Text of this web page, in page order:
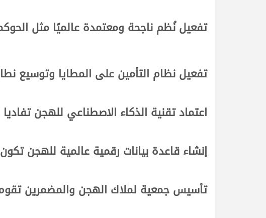
تفعيل نُظم ناجحة ومعتمدة عالميًا مثل
تفعيل نظام التأمين على المطايا وتوسيع
اعتماد تقنية الذكاء الاصطناعي للهجن
إنشاء قاعدة بيانات رقمية عالمية للهجن
تأسيس جمعية لملاك الهجن والمضمرين تقوم